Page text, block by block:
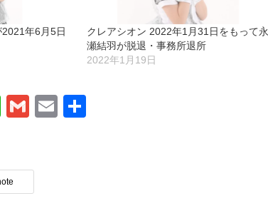
年6月5日
クレアシオン 2022年1月31日をもって永
瀬結羽が脱退・事務所退所
2022年1月19日
WhatsApp
GmailEmail